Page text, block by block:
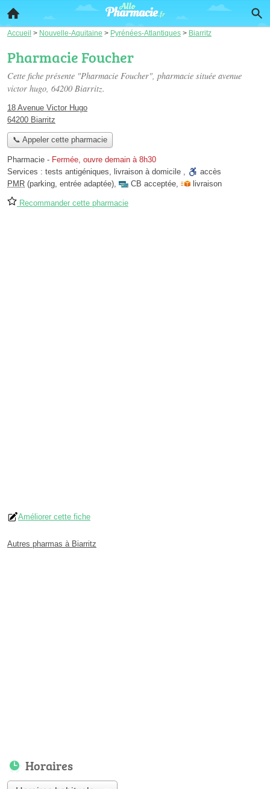
Accueil > Nouvelle-Aquitaine > Pyrénées-Atlantiques > Biarritz
Pharmacie Foucher
Cette fiche présente "Pharmacie Foucher", pharmacie située avenue
victor hugo, 64200 Biarritz.
18 Avenue Victor Hugo
64200 Biarritz
📞 Appeler cette pharmacie
Pharmacie - Fermée, ouvre demain à 8h30
Services : tests antigéniques, livraison à domicile ,
accès
PMR (parking, entrée adaptée), CB acceptée, livraison
Recommander cette pharmacie
Améliorer cette fiche
Autres pharmas à Biarritz
Horaires